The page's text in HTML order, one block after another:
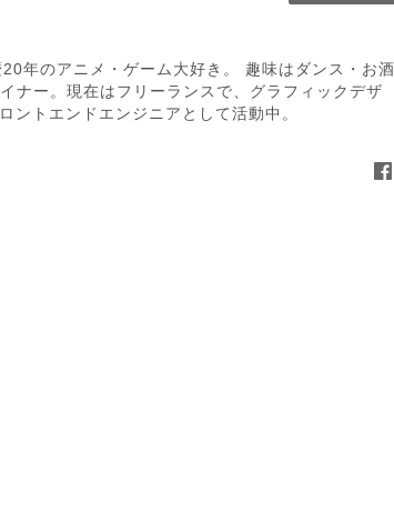
年のアニメ・ゲーム大好き。 趣味はダンス・お酒
ナー。現在はフリーランスで、グラフィックデザ
ントエンドエンジニアとして活動中。